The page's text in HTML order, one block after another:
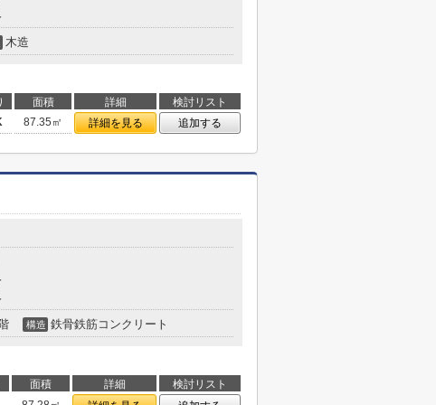
木造
面積 詳細
検討リスト
87.35㎡ 詳細を見る 追加する
構造 鉄骨鉄筋コンクリート
面積 詳細
検討リスト